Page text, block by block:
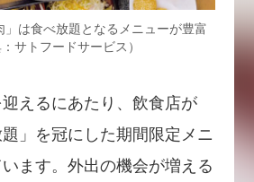
」は食べ放題となるメニューが豊富
：サトフードサービス）
迎えるにあたり、飲食店が
」を冠にした期間限定メニ
ます。外出の機会が増える